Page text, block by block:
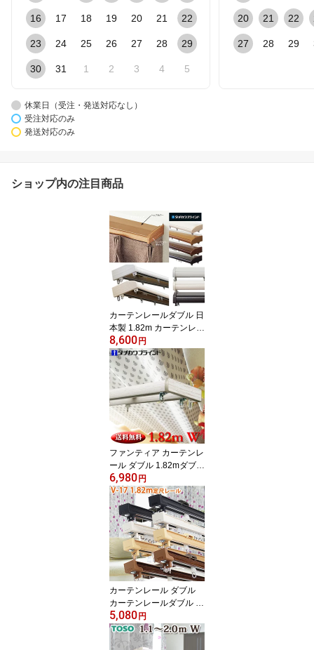
16 17 18 19 20 21 22
23 24 25 26 27 28 29
30 31 1 2 3 4 5
20 21 22
27 28 29
休業日（受注・発送対応なし）
受注対応のみ
発送対応のみ
ショップ内の注目商品
カーテンレールダブル 日
本製 1.82m カーテンレー
ル ダブル タチカワブラ
インド ファンティア ト
ップカバーセット サイド
カバー付 天井カバー付
上部からの光漏れ防止 遮
光性有り 継目がない定尺
カーテンレール 基本は正
面付タイプ
8,600 円
ファンティア カーテンレ
ール ダブル 1.82mダブル
サイドカバー仕様 タチカ
ワブラインド 日本製 ダ
ブルレール 定尺 送料無
料 継目がない定尺カーテ
ンレール 長さカット無料
片開への仕様変更無料 正
面付・天井付・L型選択
可能
6,980 円
カーテンレール ダブル
カーテンレールダブル タ
チカワブラインド 17mm
角型 V17 1.82m 定尺レ
ール 送料無料 継目がな
5,080 円